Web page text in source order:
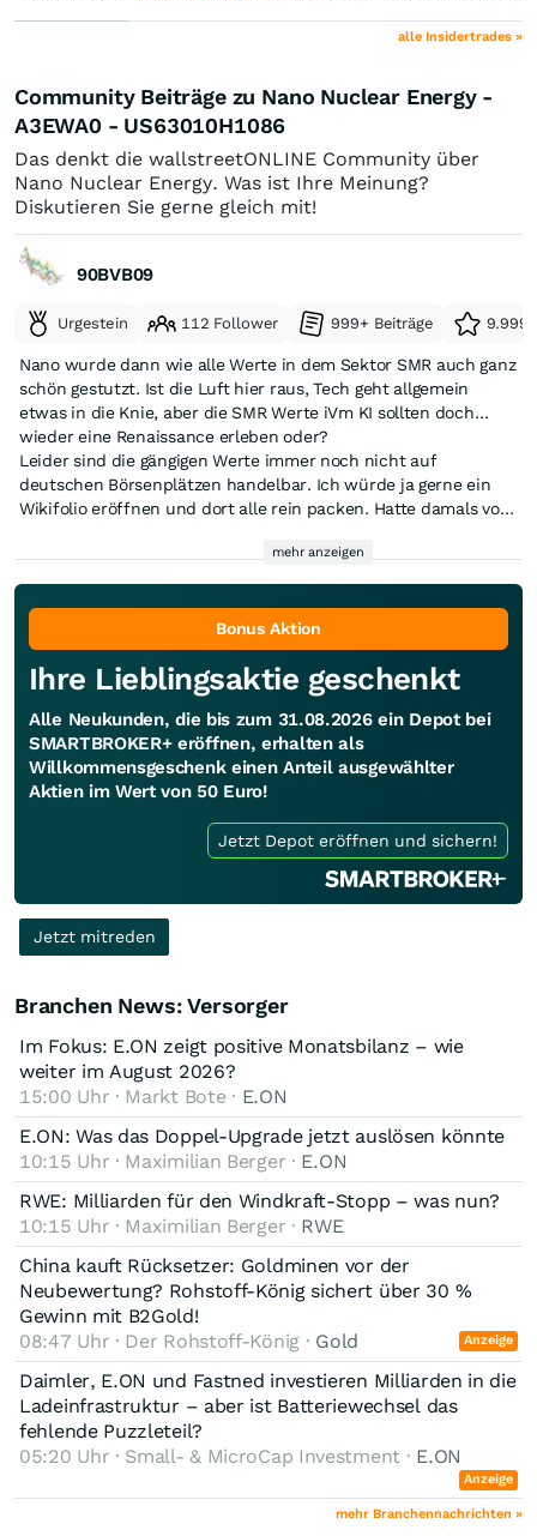
alle Insidertrades »
Community Beiträge zu Nano Nuclear Energy -
A3EWA0 - US63010H1086
Das denkt die wallstreetONLINE Community über
Nano Nuclear Energy. Was ist Ihre Meinung?
Diskutieren Sie gerne gleich mit!
90BVB09
Urgestein 112 Follower 999+ Beiträge
Nano wurde dann wie alle Werte in dem Sektor SMR auch ganz
schön gestutzt. Ist die Luft hier raus, Tech geht allgemein
etwas in die Knie, aber die SMR Werte iVm KI sollten doch
wieder eine Renaissance erleben oder?
Leider sind die gängigen Werte immer noch nicht auf
deutschen Börsenplätzen handelbar. Ich würde ja gerne ein
Wikifolio eröffnen und dort alle rein packen. Hatte damals vor
mehr anzeigen
Bonus Aktion
Ihre Lieblingsaktie geschenkt
Alle Neukunden, die bis zum 31.08.2026 ein Depot bei
SMARTBROKER+ eröffnen, erhalten als
Willkommensgeschenk einen Anteil ausgewählter
Aktien im Wert von 50 Euro!
Jetzt Depot eröffnen und sichern!
Jetzt mitreden
Branchen News: Versorger
Im Fokus: E.ON zeigt positive Monatsbilanz – wie
weiter im August 2026?
15:00 Uhr · Markt Bote · E.ON
E.ON: Was das Doppel-Upgrade jetzt auslösen könnte
10:15 Uhr · Maximilian Berger · E.ON
RWE: Milliarden für den Windkraft-Stopp – was nun?
10:15 Uhr · Maximilian Berger · RWE
​​​​​​​China kauft Rücksetzer: Goldminen vor der
Neubewertung? Rohstoff-König sichert über 30 %
Gewinn mit B2Gold!
08:47 Uhr · Der Rohstoff-König · Gold Anzeige
Daimler, E.ON und Fastned investieren Milliarden in die
Ladeinfrastruktur – aber ist Batteriewechsel das
fehlende Puzzleteil?
05:20 Uhr · Small- & MicroCap Investment · E.ON
Anzeige
mehr Branchennachrichten »